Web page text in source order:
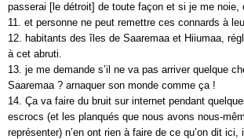
passerai [le détroit] de toute façon et si je me noie,
11. et personne ne peut remettre ces connards à
12. habitants des îles de Saaremaa et Hiiumaa,
à cet abruti.
13. je me demande s’il ne va pas arriver quelque
Saaremaa ? arnaquer son monde comme ça !
14. Ça va faire du bruit sur internet pendant
escrocs (et les planqués que nous avons nous-
représenter) n’en ont rien à faire de ce qu’on dit ici,